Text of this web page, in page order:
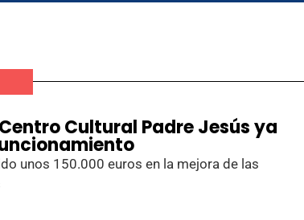
Cultural Padre Jesús ya
unos 150.000 euros en la mejora de las